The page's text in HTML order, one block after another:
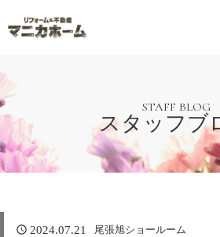
STAFF BLOG
スタッフブ
2024.07.21 尾張旭ショールーム